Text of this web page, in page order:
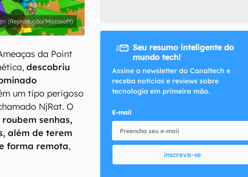
(Reprodução/Microsoft)
da Point
descobriu
um tipo perigoso
NjRat. O
senhas,
além de terem
forma remota,
Seu resumo inteligente do
mundo tech!
Assine a newsletter do Canaltech e
receba notícias e reviews sobre
tecnologia em primeira mão.
E-mail
inscreva-se